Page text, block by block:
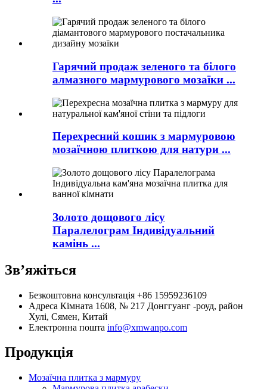
Гарячий продаж зеленого та білого
алмазного мармурового мозаїки ...
Перехресний кошик з мармуровою
мозаїчною плиткою для натури ...
Золото дощового лісу
Паралелограм Індивідуальний
камінь ...
Зв’яжіться
Безкоштовна консультація +86 15959236109
Адреса Кімната 1608, № 217 Донггуанг -роуд, район
Хулі, Сямен, Китай
Електронна пошта info@xmwanpo.com
Продукція
Мозаїчна плитка з мармуру